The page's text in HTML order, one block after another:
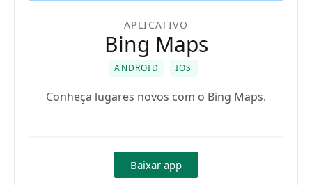
APLICATIVO
Bing Maps
ANDROID IOS
Conheça lugares novos com o Bing Maps.
Baixar app